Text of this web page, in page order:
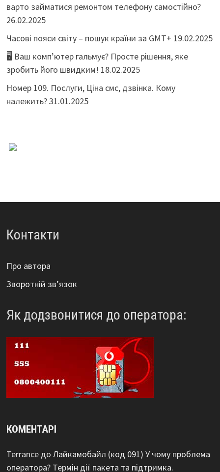
варто займатися ремонтом телефону самостійно?
26.02.2025
Часові пояси світу – пошук країни за GMT+ 19.02.2025
🖥️ Ваш комп’ютер гальмує? Просте рішення, яке
зробить його швидким! 18.02.2025
Номер 109. Послуги, Ціна смс, дзвінка. Кому
належить?31.01.2025
Контакти
Про автора
Зворотній зв’язок
Як додзвонитися до оператора:
КОМЕНТАРІ
Terranceдо Лайкамобайл (код 091) У чому проблема
оператора? Термін дії пакета та підтримка.